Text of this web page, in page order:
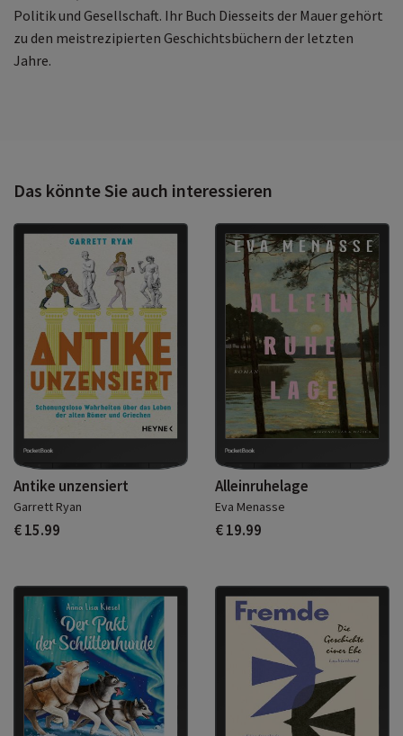
Politik und Gesellschaft. Ihr Buch Diesseits der Mauer gehört
zu den meistrezipierten Geschichtsbüchern der letzten
Jahre.
Das könnte Sie auch interessieren
Antike unzensiert
Garrett Ryan
€ 15.99
Alleinruhelage
Eva Menasse
€ 19.99